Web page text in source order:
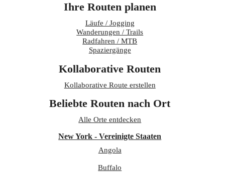
Ihre Routen planen
Läufe / Jogging
Wanderungen / Trails
Radfahren / MTB
Spaziergänge
Kollaborative Routen
Kollaborative Route erstellen
Beliebte Routen nach Ort
Alle Orte entdecken
New York - Vereinigte Staaten
Angola
Buffalo